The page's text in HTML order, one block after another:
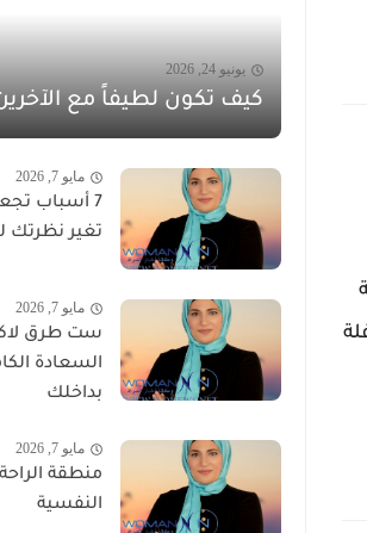
يونيو 24, 2026
كيف تكون لطيفاً مع
مايو 7, 2026
7 أسباب
تغير نظرتك
مايو 7, 2026
ست طرق
السعادة
بداخلك
مايو 7, 2026
منطقة الراحة
النفسية